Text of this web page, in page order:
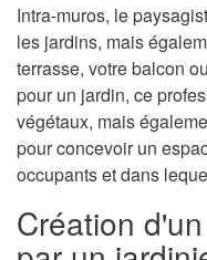
Intra-muros, le
les jardins, mais
terrasse, votre balcon
pour un jardin, ce
végétaux, mais
pour concevoir un
occupants et dans
Création